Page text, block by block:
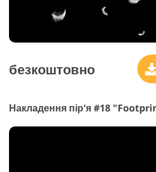
безкоштовно
Накладення пір'я #18